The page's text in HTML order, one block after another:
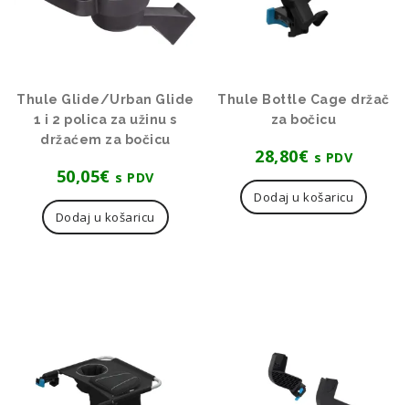
Thule Glide/Urban Glide
1 i 2 polica za užinu s
držaćem za bočicu
50,05€ s PDV
Dodaj u košaricu
Thule Bottle Cage držač
za bočicu
28,80€ s PDV
Dodaj u košaricu